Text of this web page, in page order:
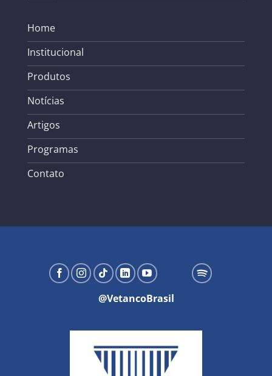
Home
Institucional
Produtos
Notícias
Artigos
Programas
Contato
@VetancoBrasil